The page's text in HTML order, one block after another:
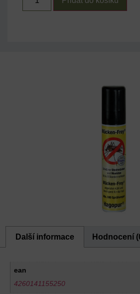
Další informace Hodnocení
ean
4260141155250